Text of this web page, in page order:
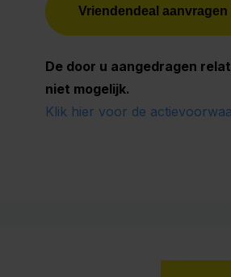
De door u aangedragen
niet mogelijk.
Klik hier voor de